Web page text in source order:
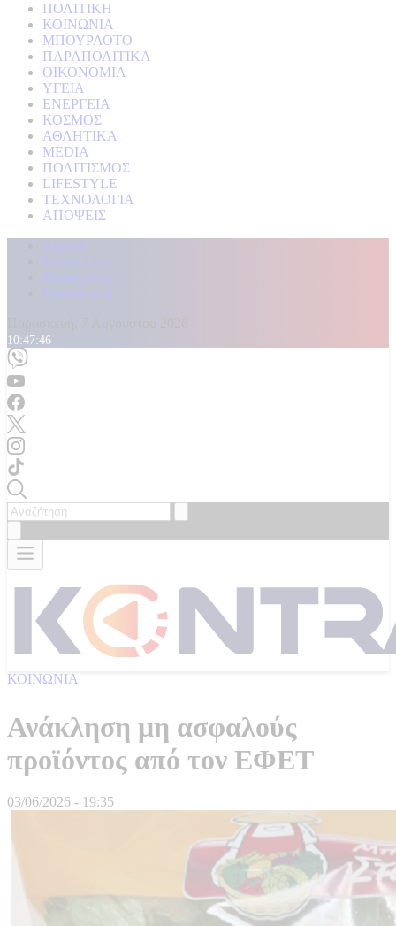
ΠΟΛΙΤΙΚΗ
ΚΟΙΝΩΝΙΑ
ΜΠΟΥΡΛΟΤΟ
ΠΑΡΑΠΟΛΙΤΙΚΑ
ΟΙΚΟΝΟΜΙΑ
ΥΓΕΙΑ
ΕΝΕΡΓΕΙΑ
ΚΟΣΜΟΣ
ΑΘΛΗΤΙΚΑ
MEDIA
ΠΟΛΙΤΙΣΜΟΣ
LIFESTYLE
ΤΕΧΝΟΛΟΓΙΑ
ΑΠΟΨΕΙΣ
Αρχική
Kontra Live
Καταγγελίες
Επικοινωνία
10:47:48
ΚΟΙΝΩΝΙΑ
Ανάκληση μη ασφαλούς
προϊόντος από τον ΕΦΕΤ
03/06/2026 - 19:35